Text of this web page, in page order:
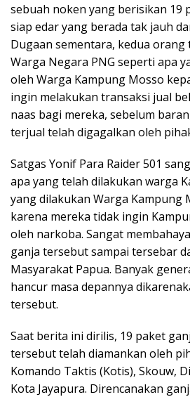
sebuah noken yang berisikan 19
siap edar yang berada tak jauh
Dugaan sementara, kedua orang
Warga Negara PNG seperti apa
oleh Warga Kampung Mosso
ingin melakukan transaksi jual
naas bagi mereka, sebelum
terjual telah digagalkan oleh
Satgas Yonif Para Raider 501
apa yang telah dilakukan warga
yang dilakukan Warga Kampung
karena mereka tidak ingin
oleh narkoba. Sangat
ganja tersebut sampai tersebar
Masyarakat Papua. Banyak
hancur masa depannya
tersebut.
Saat berita ini dirilis, 19 paket
tersebut telah diamankan oleh
Komando Taktis (Kotis), Skouw,
Kota Jayapura. Direncanakan